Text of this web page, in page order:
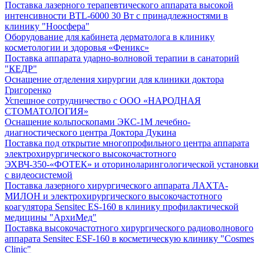
Поставка лазерного терапевтического аппарата высокой
интенсивности BTL-6000 30 Вт с принадлежностями в
клинику "Ноосфера"
Оборудование для кабинета дерматолога в клинику
косметологии и здоровья «Феникс»
Поставка аппарата ударно-волновой терапии в санаторий
"КЕДР"
Оснащение отделения хирургии для клиники доктора
Григоренко
Успешное сотрудничество с ООО «НАРОДНАЯ
СТОМАТОЛОГИЯ»
Оснащение кольпоскопами ЭКС-1М лечебно-
диагностического центра Доктора Дукина
Поставка под открытие многопрофильного центра аппарата
электрохирургического высокочастотного
ЭХВЧ-350-«ФОТЕК» и оториноларингологической установки
с видеосистемой
Поставка лазерного хирургического аппарата ЛАХТА-
МИЛОН и электрохирургического высокочастотного
коагулятора Sensitec ES-160 в клинику профилактической
медицины "АрхиМед"
Поставка высокочастотного хирургического радиоволнового
аппарата Sensitec ESF-160 в косметическую клинику "Cosmes
Clinic"